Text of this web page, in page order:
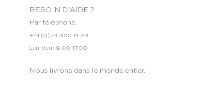
BESOIN D’AIDE ?
Par téléphone:
+41 (0)79 920 14 23
Lun-Ven: 9.00-17.00
Nous livrons dans le monde entier.